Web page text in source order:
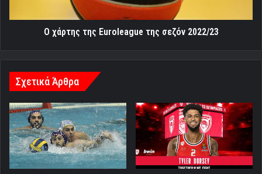
Ο χάρτης της Euroleague της σεζόν 2022/23
Σχετικά Άρθρα